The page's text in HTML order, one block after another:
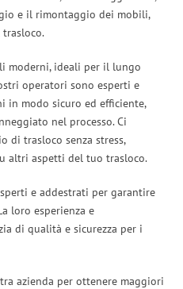
e il rimontaggio dei mobili,
moderni, ideali per il lungo
operatori sono esperti e
in modo sicuro ed efficiente,
nel processo. Ci
di trasloco senza stress,
altri aspetti del tuo trasloco.
e addestrati per garantire
loro esperienza e
di qualità e sicurezza per i
azienda per ottenere maggiori